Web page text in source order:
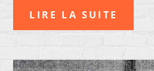
LIRE LA SUITE